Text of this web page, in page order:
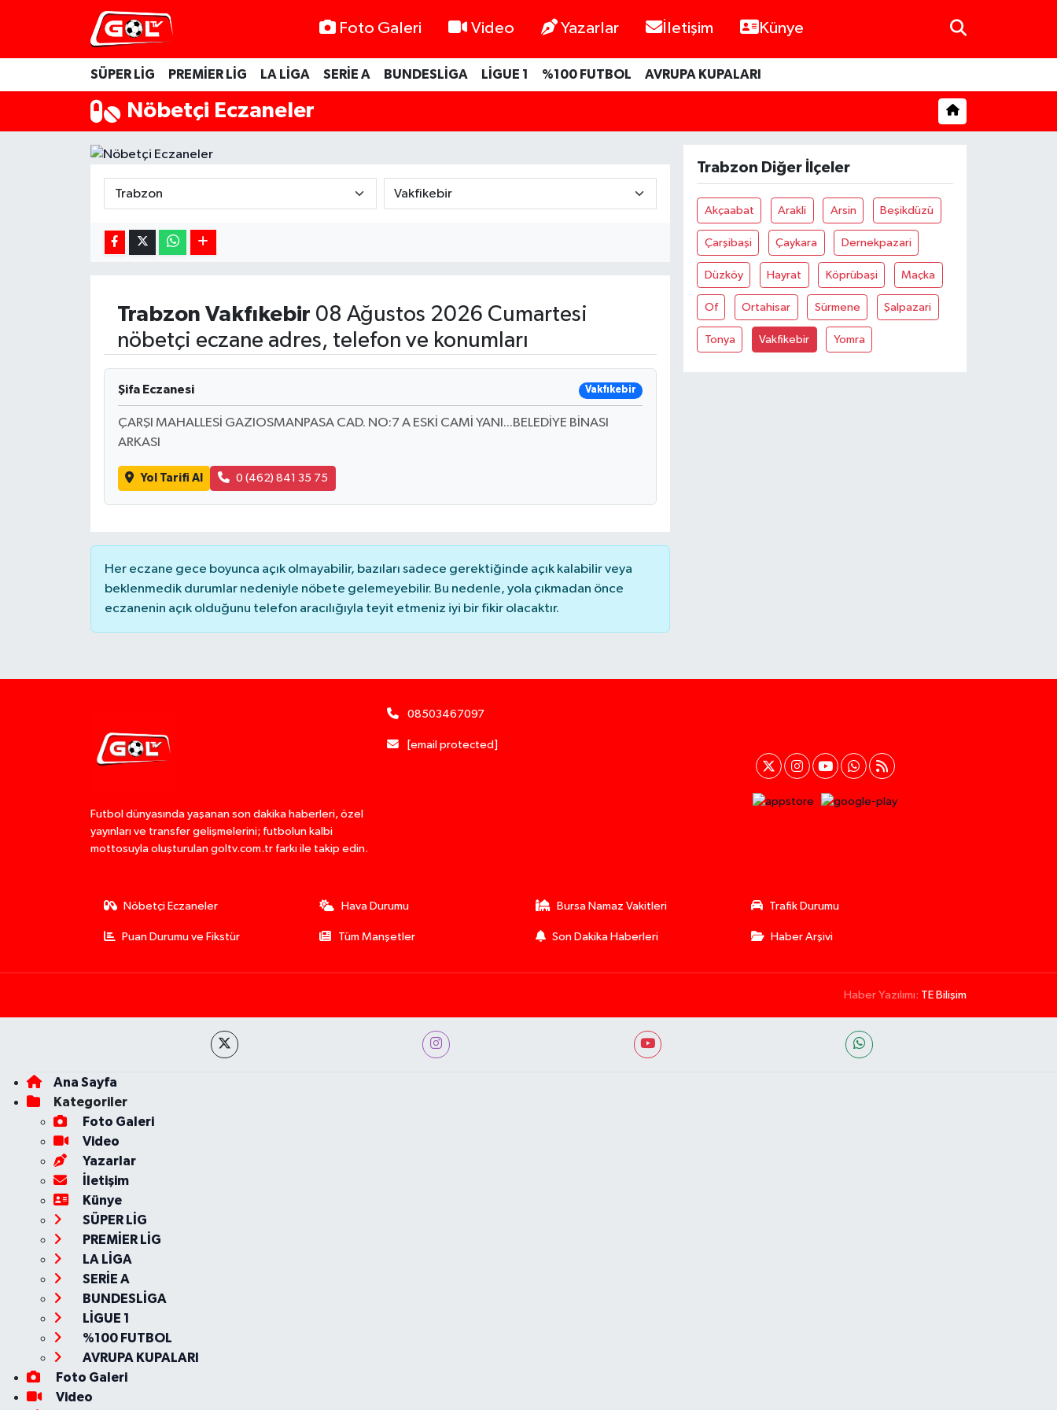
Foto Galeri Video Yazarlar İletişim Künye
SÜPER LİG PREMİER LİG LA LİGA SERİE A BUNDESLİGA LİGUE 1 %100 FUTBOL AVRUPA KUPALARI
Nöbetçi Eczaneler
Trabzon Vakfıkebir 08 Ağustos 2026 Cumartesi
nöbetçi eczane adres, telefon ve konumları
Şifa Eczanesi Vakfıkebir
ÇARŞI MAHALLESİ GAZIOSMANPASA CAD. NO:7 A ESKİ CAMİ YANI...BELEDİYE BİNASI
ARKASI
Yol Tarifi Al 0 (462) 841 35 75
Her eczane gece boyunca açık olmayabilir, bazıları sadece gerektiğinde açık kalabilir veya
beklenmedik durumlar nedeniyle nöbete gelemeyebilir. Bu nedenle, yola çıkmadan önce
eczanenin açık olduğunu telefon aracılığıyla teyit etmeniz iyi bir fikir olacaktır.
Trabzon Diğer İlçeler
Akçaabat Arakli Arsin Beşikdüzü
Çarşibaşi Çaykara Dernekpazari
Düzköy Hayrat Köprübaşi Maçka
Of Ortahisar Sürmene Şalpazari
Tonya Vakfikebir Yomra
Futbol dünyasında yaşanan son dakika haberleri, özel
yayınları ve transfer gelişmelerini; futbolun kalbi
mottosuyla oluşturulan goltv.com.tr farkı ile takip edin.
08503467097
[email protected]
Nöbetçi Eczaneler Hava Durumu Bursa Namaz Vakitleri Trafik Durumu
Puan Durumu ve Fikstür Tüm Manşetler Son Dakika Haberleri Haber Arşivi
Haber Yazılımı: TE Bilişim
Ana Sayfa
Kategoriler
Foto Galeri
Video
Yazarlar
İletişim
Künye
SÜPER LİG
PREMİER LİG
LA LİGA
SERİE A
BUNDESLİGA
LİGUE 1
%100 FUTBOL
AVRUPA KUPALARI
Foto Galeri
Video